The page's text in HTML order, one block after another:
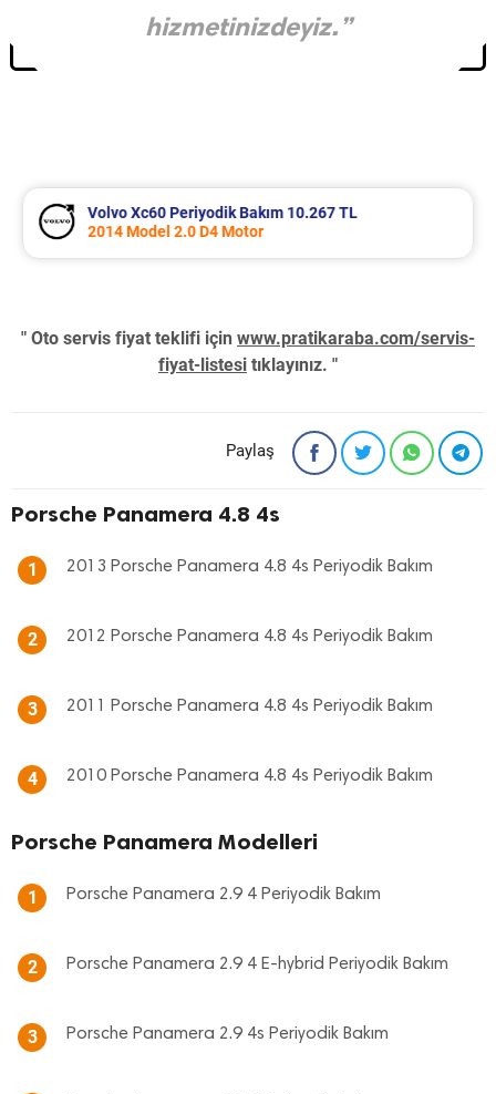
hizmetinizdeyiz.”
Volvo Xc60 Periyodik Bakım 10.267 TL
2014 Model 2.0 D4 Motor
" Oto servis fiyat teklifi için www.pratikaraba.com/servis-
fiyat-listesi tıklayınız. "
Paylaş
Porsche Panamera 4.8 4s
1 2013 Porsche Panamera 4.8 4s Periyodik Bakım
2 2012 Porsche Panamera 4.8 4s Periyodik Bakım
3 2011 Porsche Panamera 4.8 4s Periyodik Bakım
4 2010 Porsche Panamera 4.8 4s Periyodik Bakım
Porsche Panamera Modelleri
1 Porsche Panamera 2.9 4 Periyodik Bakım
2 Porsche Panamera 2.9 4 E-hybrid Periyodik Bakım
3 Porsche Panamera 2.9 4s Periyodik Bakım